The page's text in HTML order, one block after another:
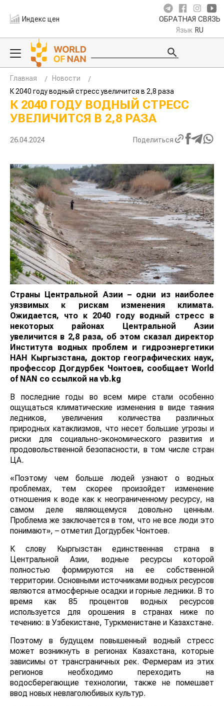
Индекс цен ОБРАТНАЯ СВЯЗЬ
Язык RU
Главная
Новости
К 2040 году водный стресс увеличится в 2,8 раза
К 2040 ГОДУ ВОДНЫЙ СТРЕСС
УВЕЛИЧИТСЯ В 2,8 РАЗА
26.04.2024 Поделиться
Страны Центральной Азии – одни из наиболее
уязвимых к рискам изменения климата.
Ожидается, что к 2040 году водный стресс в
некоторых районах Центральной Азии
увеличится в 2,8 раза, об этом сказал директор
Института водных проблем и гидроэнергетики
НАН Кыргызстана, доктор географических наук,
профессор Догдурбек Чонтоев, сообщает World
of NAN со ссылкой на vb.kg
В последние годы во всем мире стали особенно
ощущаться климатические изменения в виде таяния
ледников, увеличения количества различных
природных катаклизмов, что несет большие угрозы и
риски для социально-экономического развития и
продовольственной безопасности, в том числе стран
ЦА.
«Поэтому чем больше людей узнают о водных
проблемах, тем скорее произойдет изменение
отношения к воде как к неограниченному ресурсу, на
самом деле являющемуся довольно ценным.
Проблема же заключается в том, что не все люди это
понимают», – отметил Догдурбек Чонтоев.
К слову Кыргызстан единственная страна в
Центральной Азии, водные ресурсы которой
полностью формируются на ее собственной
территории. Основными источниками водных ресурсов
являются атмосферные осадки и горные ледники. В то
время как 85 процентов водных ресурсов
используется для орошения в странах ниже по
течению: в Узбекистане, Туркменистане и Казахстане.
Поэтому в будущем повышенный водный стресс
может возникнуть в регионах Казахстана, которые
зависимы от трансграничных рек. Фермерам из этих
регионов необходимо переходить на
водосберегающие технологии, также не помешает
ввод новых невлаголюбивых культур.